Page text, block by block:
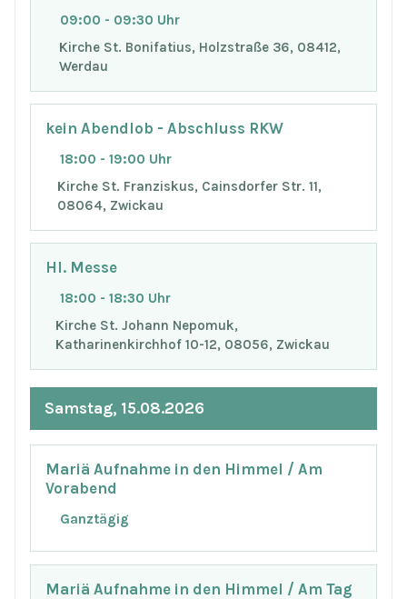
09:00 - 09:30 Uhr
Kirche St. Bonifatius, Holzstraße 36, 08412,
Werdau
kein Abendlob - Abschluss RKW
18:00 - 19:00 Uhr
Kirche St. Franziskus, Cainsdorfer Str. 11,
08064, Zwickau
Hl. Messe
18:00 - 18:30 Uhr
Kirche St. Johann Nepomuk,
Katharinenkirchhof 10-12, 08056, Zwickau
Samstag, 15.08.2026
Mariä Aufnahme in den Himmel / Am
Vorabend
Ganztägig
Mariä Aufnahme in den Himmel / Am Tag